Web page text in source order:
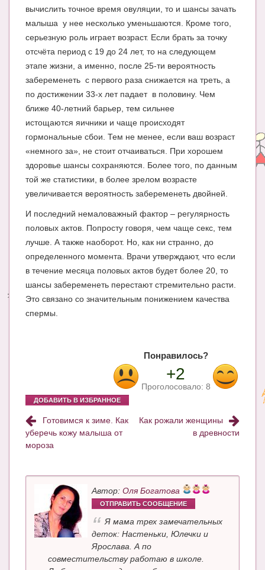
вычислить точное время овуляции, то и шансы зачать
малыша у нее несколько уменьшаются. Кроме того,
серьезную роль играет возраст. Если брать за точку
отсчёта период с 19 до 24 лет, то на следующем
этапе жизни, а именно, после 25-ти вероятность
забеременеть с первого раза снижается на треть, а
по достижении 33-х лет падает в половину. Чем
ближе 40-летний барьер, тем сильнее
истощаются яичники и чаще происходят
гормональные сбои. Тем не менее, если ваш возраст
«немного за», не стоит отчаиваться. При хорошем
здоровье шансы сохраняются. Более того, по данным
той же статистики, в более зрелом возрасте
увеличивается вероятность забеременеть двойней.
И последний немаловажный фактор – регулярность
половых актов. Попросту говоря, чем чаще секс, тем
лучше. А также наоборот. Но, как ни странно, до
определенного момента. Врачи утверждают, что если
в течение месяца половых актов будет более 20, то
шансы забеременеть перестают стремительно расти.
Это связано со значительным понижением качества
спермы.
Понравилось?
+2
Проголосовало: 8
ДОБАВИТЬ В ИЗБРАННОЕ
Готовимся к зиме. Как
уберечь кожу малыша от
мороза
Как рожали женщины
в древности
Автор: Оля Богатова
ОТПРАВИТЬ СООБЩЕНИЕ
Я мама трех замечательных
деток: Настеньки, Юлечки и
Ярослава. А по
совместительству работаю в школе.